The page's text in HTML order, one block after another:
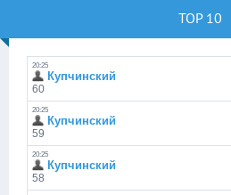
TOP 10